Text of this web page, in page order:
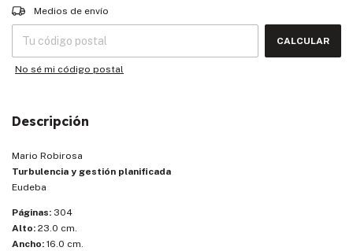
Entregas para el CP:
Medios de envío
CALCULAR
No sé mi código postal
Descripción
Mario Robirosa
Turbulencia y gestión planificada
Eudeba
Páginas: 304
Alto: 23.0 cm.
Ancho: 16.0 cm.